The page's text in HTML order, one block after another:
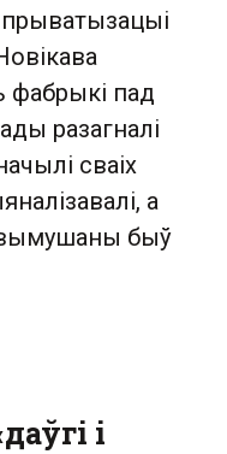
прыватызацыі
фабрыкі пад
разагналі
сваіх
а
вымушаны быў
і